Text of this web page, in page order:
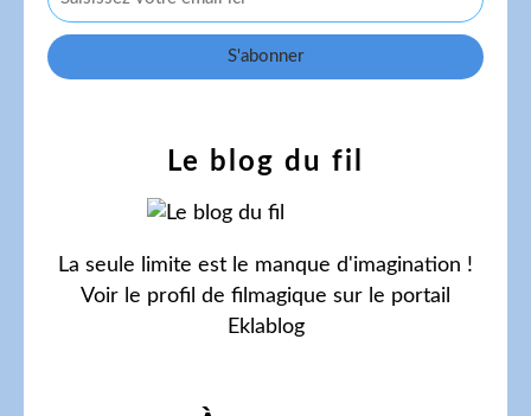
Le blog du fil
La seule limite est le manque d'imagination !
Voir le profil de filmagique sur le portail
Eklablog